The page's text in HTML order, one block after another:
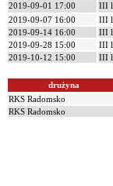
2019-09-01 17:00
III
2019-09-07 16:00
III
2019-09-14 16:00
III
2019-09-28 15:00
III
2019-10-12 15:00
III
drużyna
RKS Radomsko
RKS Radomsko